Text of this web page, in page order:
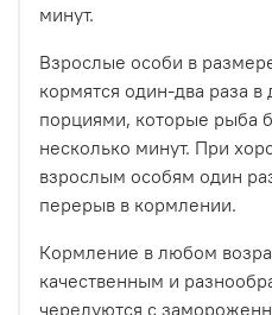
минут.
Взрослые особи в
кормятся один-два раза
порциями, которые рыба
несколько минут. При
взрослым особям один
перерыв в кормлении.
Кормление в любом
качественным и
чередуются с